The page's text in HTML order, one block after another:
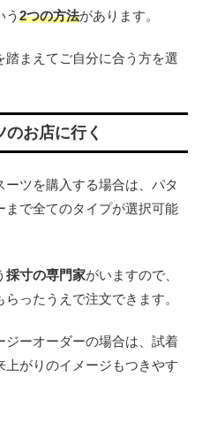
う 2つの方法があります。
踏まえてご自分に合う方を選
お店に行く
ツを購入する場合は、パタ
まで全てのタイプが選択可能
採寸の専門家がいますので、
ったうえで注文できます。
ジーオーダーの場合は、試着
上がりのイメージもつきやす